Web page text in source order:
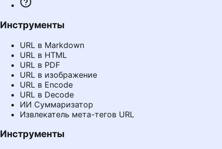
Инструменты
URL в Markdown
URL в HTML
URL в PDF
URL в изображение
URL в Encode
URL в Decode
ИИ Суммаризатор
Извлекатель мета-тегов URL
Инструменты